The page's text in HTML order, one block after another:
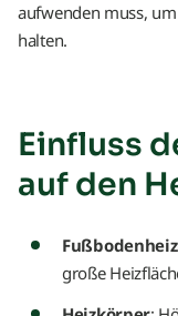
aufwenden muss,
halten.
Einfluss
auf den
große